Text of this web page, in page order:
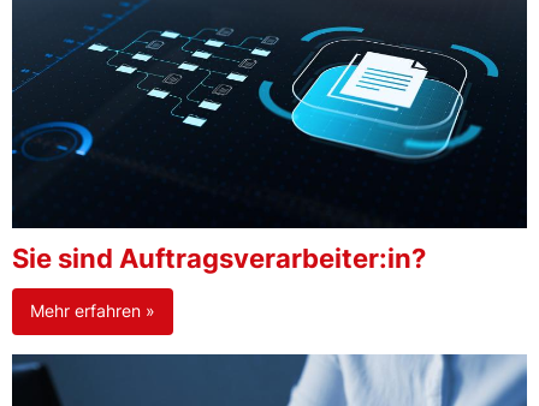
Sie sind Auftragsverarbeiter:in?
Mehr erfahren »